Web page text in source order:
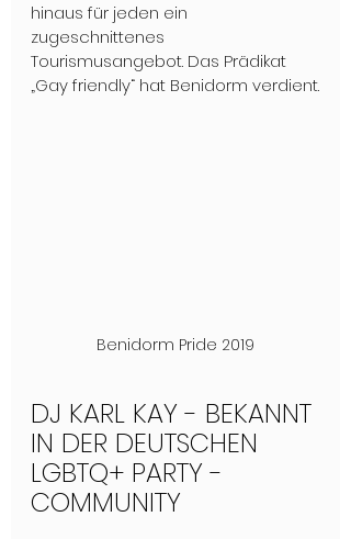
hinaus für jeden ein
zugeschnittenes
Tourismusangebot. Das Prädikat
„Gay friendly“ hat Benidorm verdient.
Benidorm Pride 2019
DJ KARL KAY - BEKANNT
IN DER DEUTSCHEN
LGBTQ+ PARTY -
COMMUNITY